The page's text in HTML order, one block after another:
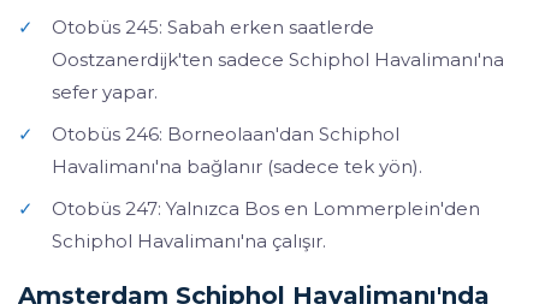
✓
Otobüs 245: Sabah erken saatlerde
Oostzanerdijk'ten sadece Schiphol Havalimanı'na
sefer yapar.
✓
Otobüs 246: Borneolaan'dan Schiphol
Havalimanı'na bağlanır (sadece tek yön).
✓
Otobüs 247: Yalnızca Bos en Lommerplein'den
Schiphol Havalimanı'na çalışır.
Amsterdam Schiphol Havalimanı'nda